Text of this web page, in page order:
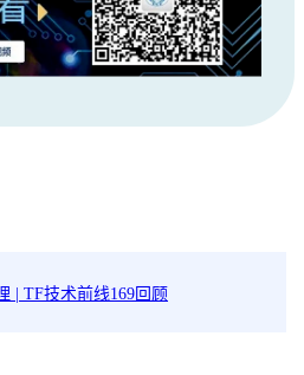
| TF技术前线169回顾